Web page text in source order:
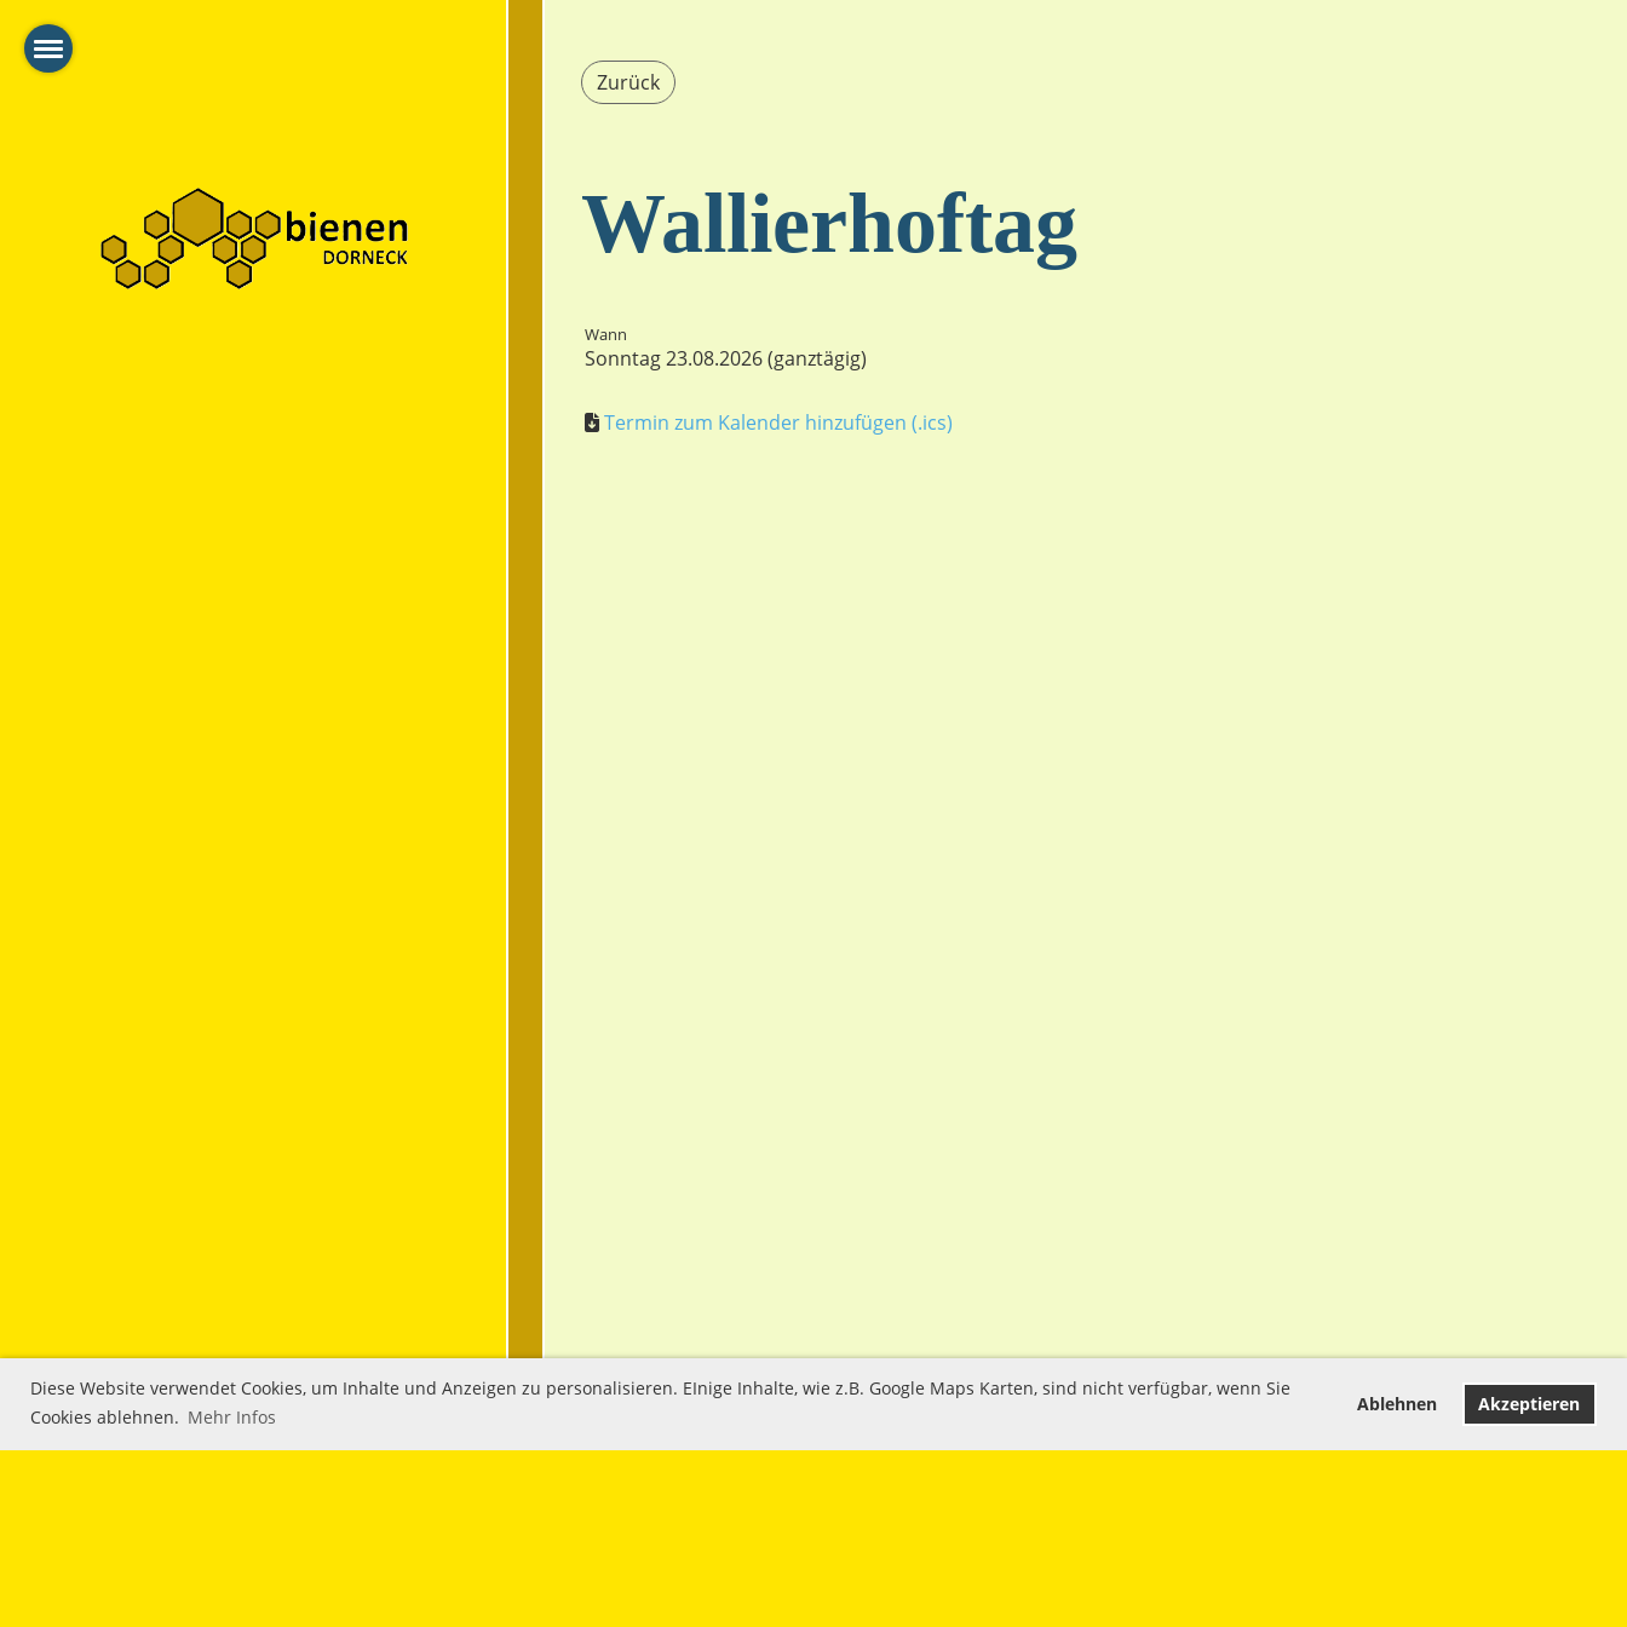
Diese Website verwendet Cookies, um Inhalte und Anzeigen zu personalisieren. EInige Inhalte, wie z.B. Google Maps Karten, sind nicht verfügbar, wenn Sie
Cookies ablehnen. Mehr Infos
Ablehnen Akzeptieren
Zurück
Wallierhoftag
Wann
Sonntag 23.08.2026 (ganztägig)
Termin zum Kalender hinzufügen (.ics)